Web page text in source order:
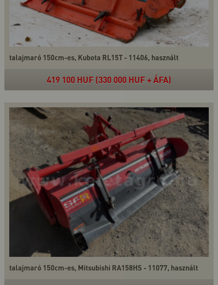
talajmaró 150cm-es, Kubota RL15T - 11406, használt
419 100 HUF (330 000 HUF + ÁFA)
talajmaró 150cm-es, Mitsubishi RA158HS - 11077, használt